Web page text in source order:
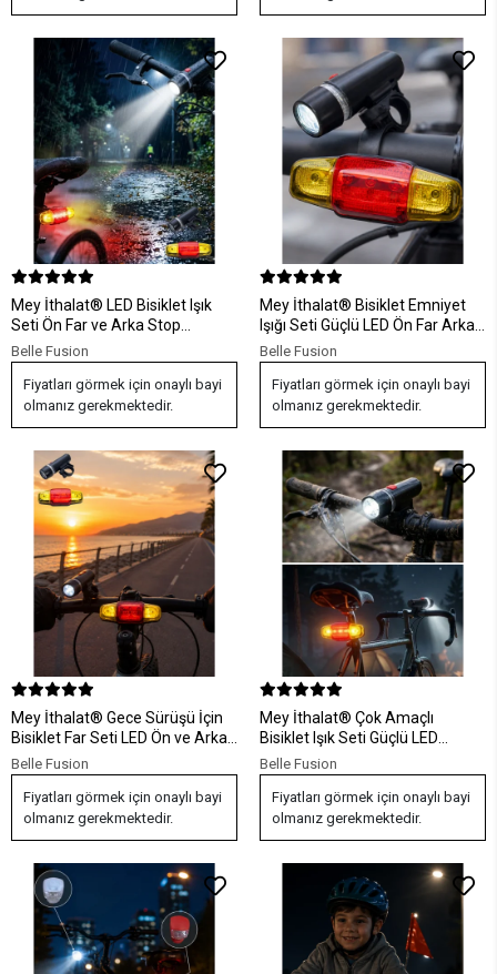
Mey İthalat® LED Bisiklet Işık
Seti Ön Far ve Arka Stop
Lambası Güvenlik Seti
Belle Fusion
Fiyatları görmek için onaylı bayi
olmanız gerekmektedir.
Mey İthalat® Bisiklet Emniyet
Işığı Seti Güçlü LED Ön Far Arka
Stop Lambası
Belle Fusion
Fiyatları görmek için onaylı bayi
olmanız gerekmektedir.
Mey İthalat® Gece Sürüşü İçin
Bisiklet Far Seti LED Ön ve Arka
Işık Takımı
Belle Fusion
Fiyatları görmek için onaylı bayi
olmanız gerekmektedir.
Mey İthalat® Çok Amaçlı
Bisiklet Işık Seti Güçlü LED
Güvenlik Aydınlatması
Belle Fusion
Fiyatları görmek için onaylı bayi
olmanız gerekmektedir.